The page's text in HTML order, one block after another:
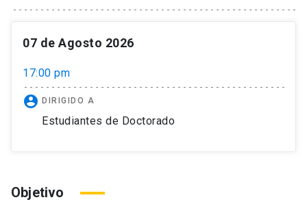
07 de Agosto 2026
17:00 pm
account_circle DIRIGIDO A
Estudiantes de Doctorado
Objetivo